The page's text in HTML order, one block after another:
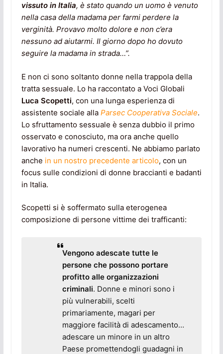
vissuto in Italia, è stato quando un uomo è venuto
nella casa della madama per farmi perdere la
verginità. Provavo molto dolore e non c’era
nessuno ad aiutarmi. Il giorno dopo ho dovuto
seguire la madama in strada…”.
E non ci sono soltanto donne nella trappola della
tratta sessuale. Lo ha raccontato a Voci Globali
Luca Scopetti, con una lunga esperienza di
assistente sociale alla Parsec Cooperativa Sociale.
Lo sfruttamento sessuale è senza dubbio il primo
osservato e conosciuto, ma ora anche quello
lavorativo ha numeri crescenti. Ne abbiamo parlato
anche in un nostro precedente articolo, con un
focus sulle condizioni di donne braccianti e badanti
in Italia.
Scopetti si è soffermato sulla eterogenea
composizione di persone vittime dei trafficanti:
Vengono adescate tutte le
persone che possono portare
profitto alle organizzazioni
criminali. Donne e minori sono i
più vulnerabili, scelti
primariamente, magari per
maggiore facilità di adescamento…
adescare un minore in un altro
Paese promettendogli guadagni in